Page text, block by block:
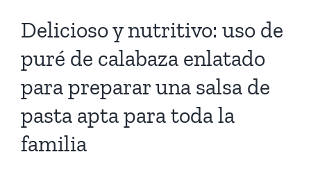
Delicioso y nutritivo: uso de
puré de calabaza enlatado
para preparar una salsa de
pasta apta para toda la
familia